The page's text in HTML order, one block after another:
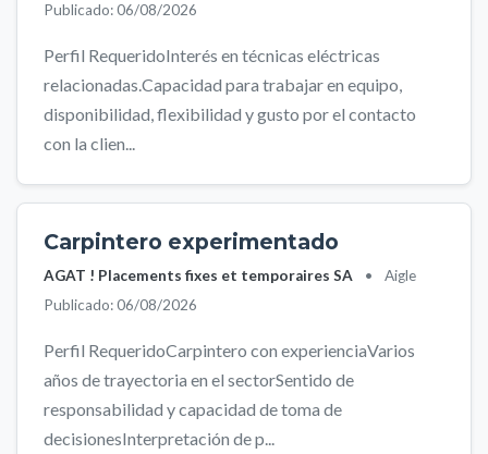
Publicado: 06/08/2026
Perfil RequeridoInterés en técnicas eléctricas
relacionadas.Capacidad para trabajar en equipo,
disponibilidad, flexibilidad y gusto por el contacto
con la clien...
Carpintero experimentado
AGAT ! Placements fixes et temporaires SA •
Aigle
Publicado: 06/08/2026
Perfil RequeridoCarpintero con experienciaVarios
años de trayectoria en el sectorSentido de
responsabilidad y capacidad de toma de
decisionesInterpretación de p...